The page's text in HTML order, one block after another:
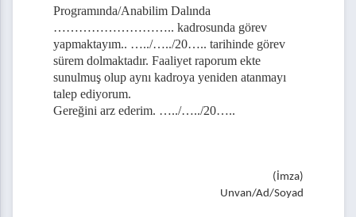
Ardeşen Turizm Fakültesi Öğrenci Staj Dosyası
Formu
Programında/Anabilim Dalında
……………………….. kadrosunda görev
yapmaktayım.. …../…../20….. tarihinde görev
sürem dolmaktadır. Faaliyet raporum ekte
sunulmuş olup aynı kadroya yeniden atanmayı
talep ediyorum.
Gereğini arz ederim. …../…../20…..
(İmza)
Unvan/Ad/Soyad